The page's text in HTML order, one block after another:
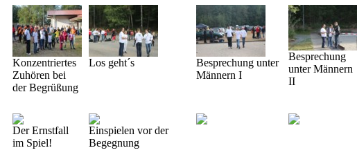
Konzentriertes
Zuhören bei
der Begrüßung
Los geht´s
Besprechung unter
Männern I
Besprechung
unter Männern
II
Der Ernstfall
im Spiel!
Einspielen vor der
Begegnung